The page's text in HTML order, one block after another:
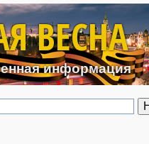
Перейти к основному
ВЕСНА
информация